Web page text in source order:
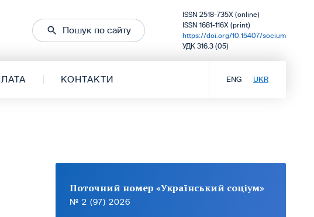
Пошук по сайту
ISSN 2518-735X (online)
ISSN 1681-116X (print)
https://doi.org/10.15407/socium
УДК 316.3 (05)
КОНТАКТИ ENG UKR
Поточний номер «Український соціум»
№ 2 (97) 2026